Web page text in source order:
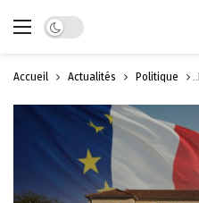
Dark mode
Accueil Actualités Politique